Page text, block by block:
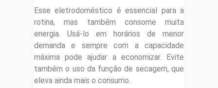
Esse eletrodoméstico é essencial para a
rotina, mas também consome muita
energia. Usá-lo em horários de menor
demanda e sempre com a capacidade
máxima pode ajudar a economizar. Evite
também o uso da função de secagem, que
eleva ainda mais o consumo.